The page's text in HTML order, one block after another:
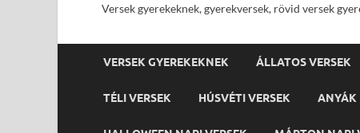
Versek gyerekeknek, gyerekversek, rövid versek
VERSEK GYEREKEKNEK ÁLLATOS VERSEK
TÉLI VERSEK HÚSVÉTI VERSEK ANYÁK